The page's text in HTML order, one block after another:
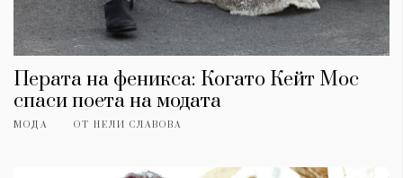
Перата на феникса: Когато Кейт Мос
спаси поета на модата
МОДА ОТ НЕЛИ СЛАВОВА